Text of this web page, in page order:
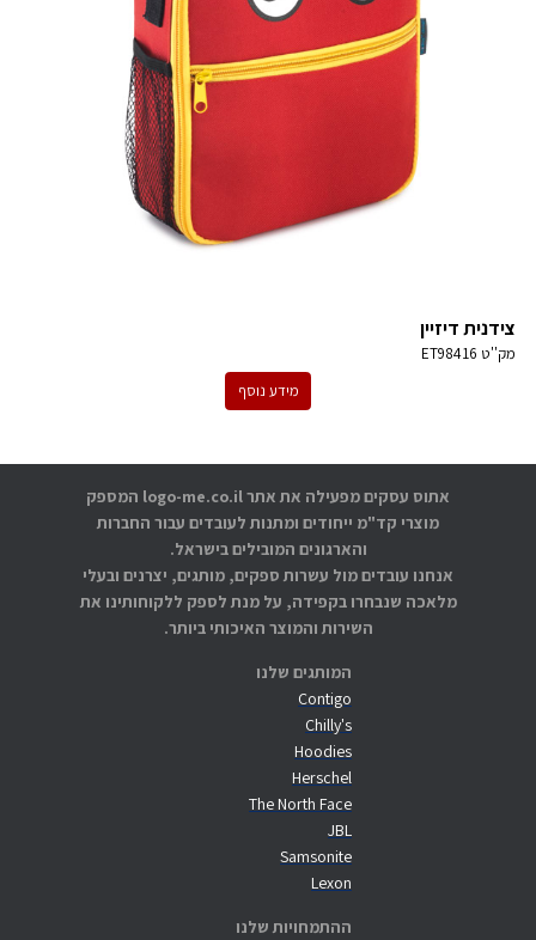
צידנית דיזיין
מק''ט ET98416
מידע נוסף
המותגים שלנו
Contigo
Chilly's
Hoodies
Herschel
The North Face
JBL
Samsonite
Lexon
ההתמחויות שלנו
אתוס עסקים מפעילה את אתר logo-me.co.il המספק
מוצרי קד"מ ייחודים ומתנות לעובדים עבור החברות
והארגונים המובילים בישראל.
אנחנו עובדים מול עשרות ספקים, מותגים, יצרנים ובעלי
מלאכה שנבחרו בקפידה, על מנת לספק ללקוחותינו את
השירות והמוצר האיכותי ביותר.